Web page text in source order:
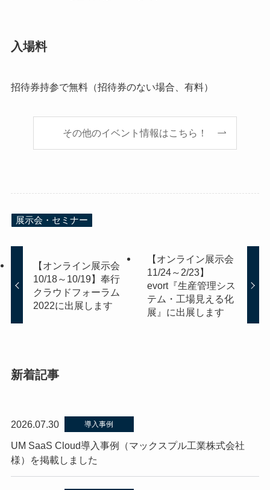
入場料
招待券持参で無料（招待券のない場合、有料）
その他のイベント情報はこちら！
展示会・セミナー
【オンライン展示会
10/18～10/19】奉行
クラウドフォーラム
2022に出展します
【オンライン展示会
11/24～2/23】
evort『生産管理シス
テム・工場見える化
展』に出展します
新着記事
2026.07.30 導入事例
UM SaaS Cloud導入事例（マックスプル工業株式会社
様）を掲載しました